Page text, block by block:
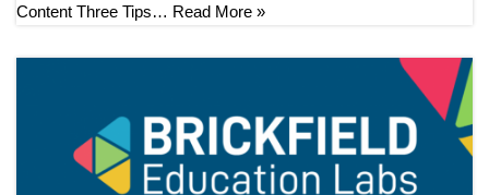
Content Three Tips… Read More »